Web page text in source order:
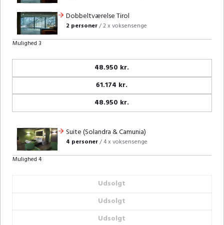
Dobbeltværelse Tirol
2 personer/2 x voksensenge
Mulighed 3
48.950 kr.
61.174 kr.
48.950 kr.
Suite (Solandra & Camunia)
4 personer/4 x voksensenge
Mulighed 4
Udsolgt
Udsolgt
Udsolgt